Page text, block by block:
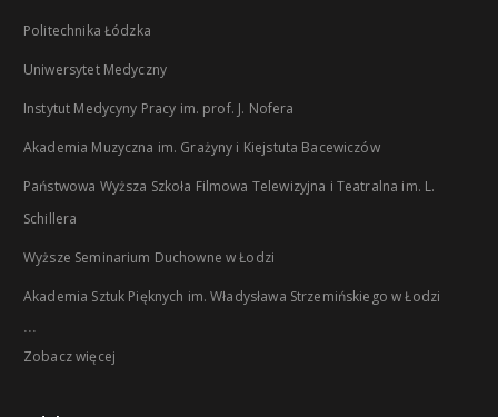
Politechnika Łódzka
Uniwersytet Medyczny
Instytut Medycyny Pracy im. prof. J. Nofera
Akademia Muzyczna im. Grażyny i Kiejstuta Bacewiczów
Państwowa Wyższa Szkoła Filmowa Telewizyjna i Teatralna im. L.
Schillera
Wyższe Seminarium Duchowne w Łodzi
Akademia Sztuk Pięknych im. Władysława Strzemińskiego w Łodzi
...
Zobacz więcej